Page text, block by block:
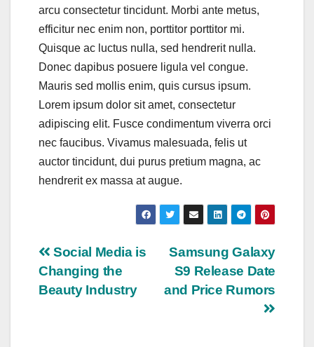
arcu consectetur tincidunt. Morbi ante metus,
efficitur nec enim non, porttitor porttitor mi.
Quisque ac luctus nulla, sed hendrerit nulla.
Donec dapibus posuere ligula vel congue.
Mauris sed mollis enim, quis cursus ipsum.
Lorem ipsum dolor sit amet, consectetur
adipiscing elit. Fusce condimentum viverra orci
nec faucibus. Vivamus malesuada, felis ut
auctor tincidunt, dui purus pretium magna, ac
hendrerit ex massa at augue.
Navigasi
pos
Samsung Galaxy
S9 Release Date
and Price Rumors
Social Media is
Changing the
Beauty Industry